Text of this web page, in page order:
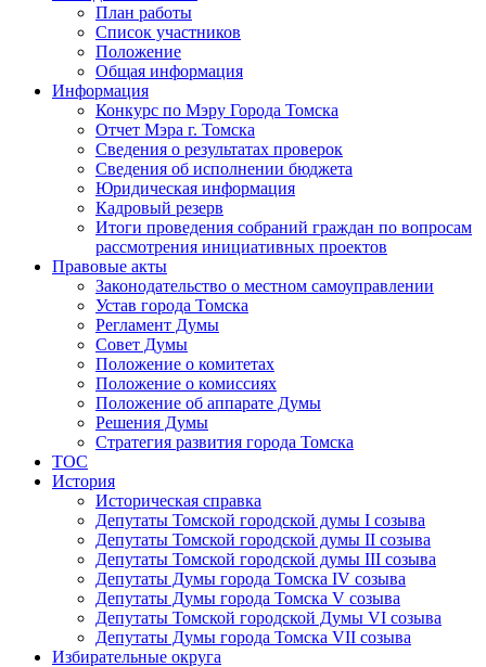
План работы
Список участников
Положение
Общая информация
Информация
Конкурс по Мэру Города Томска
Отчет Мэра г. Томска
Сведения о результатах проверок
Сведения об исполнении бюджета
Юридическая информация
Кадровый резерв
Итоги проведения собраний граждан по вопросам
рассмотрения инициативных проектов
Правовые акты
Законодательство о местном самоуправлении
Устав города Томска
Регламент Думы
Совет Думы
Положение о комитетах
Положение о комиссиях
Положение об аппарате Думы
Решения Думы
Стратегия развития города Томска
ТОС
История
Историческая справка
Депутаты Томской городской думы I созыва
Депутаты Томской городской думы II созыва
Депутаты Томской городской думы III созыва
Депутаты Думы города Томска IV созыва
Депутаты Думы города Томска V созыва
Депутаты Томской городской Думы VI созыва
Депутаты Думы города Томска VII созыва
Избирательные округа